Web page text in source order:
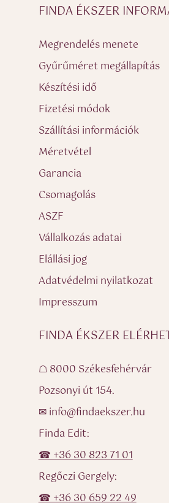
FINDA ÉKSZER
Megrendelés menete
Gyűrűméret megállapítás
Készítési idő
Fizetési módok
Szállítási információk
Méretvétel
Garancia
Csomagolás
ASZF
Vállalkozás adatai
Elállási jog
Adatvédelmi nyilatkozat
Impresszum
FINDA ÉKSZER
☖ 8000 Székesfehérvár
Pozsonyi út 154.
✉ info@findaekszer.hu
Finda Edit:
☎ +36 30 823 71 01
Regőczi Gergely:
☎ +36 30 659 22 49